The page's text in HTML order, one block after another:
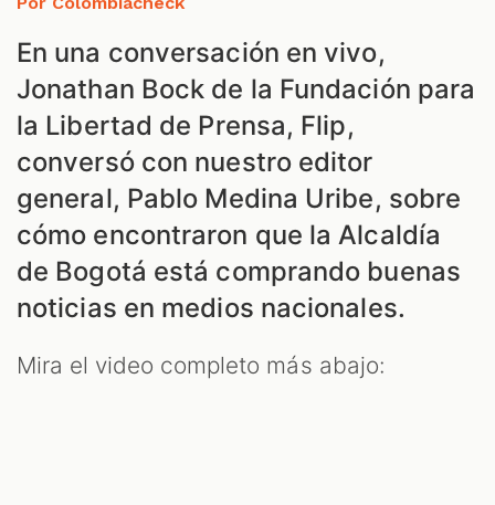
ZOOM
En una conversación en vivo,
Jonathan Bock de la Fundación para
la Libertad de Prensa, Flip,
conversó con nuestro editor
general, Pablo Medina Uribe, sobre
cómo encontraron que la Alcaldía
de Bogotá está comprando buenas
noticias en medios nacionales.
Mira el video completo más abajo: